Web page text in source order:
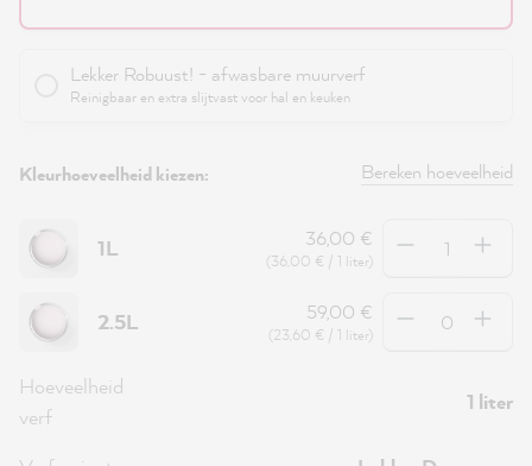
Lekker Robuust! - afwasbare muurverf
Reinigbaar en extra slijtvast voor hal en keuken
Kleurhoeveelheid kiezen: Bereken hoeveelheid
1L 36,00 €
(36,00 € / 1 liter)
Hoeveelheid
2.5L 59,00 €
(23,60 € / 1 liter)
Hoeveelheid
Hoeveelheid
verf
1 liter